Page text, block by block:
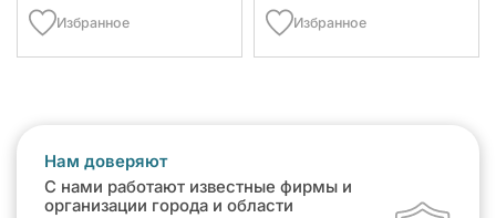
Избранное Избранное
Нам доверяют
С нами работают известные фирмы и
организации города и области